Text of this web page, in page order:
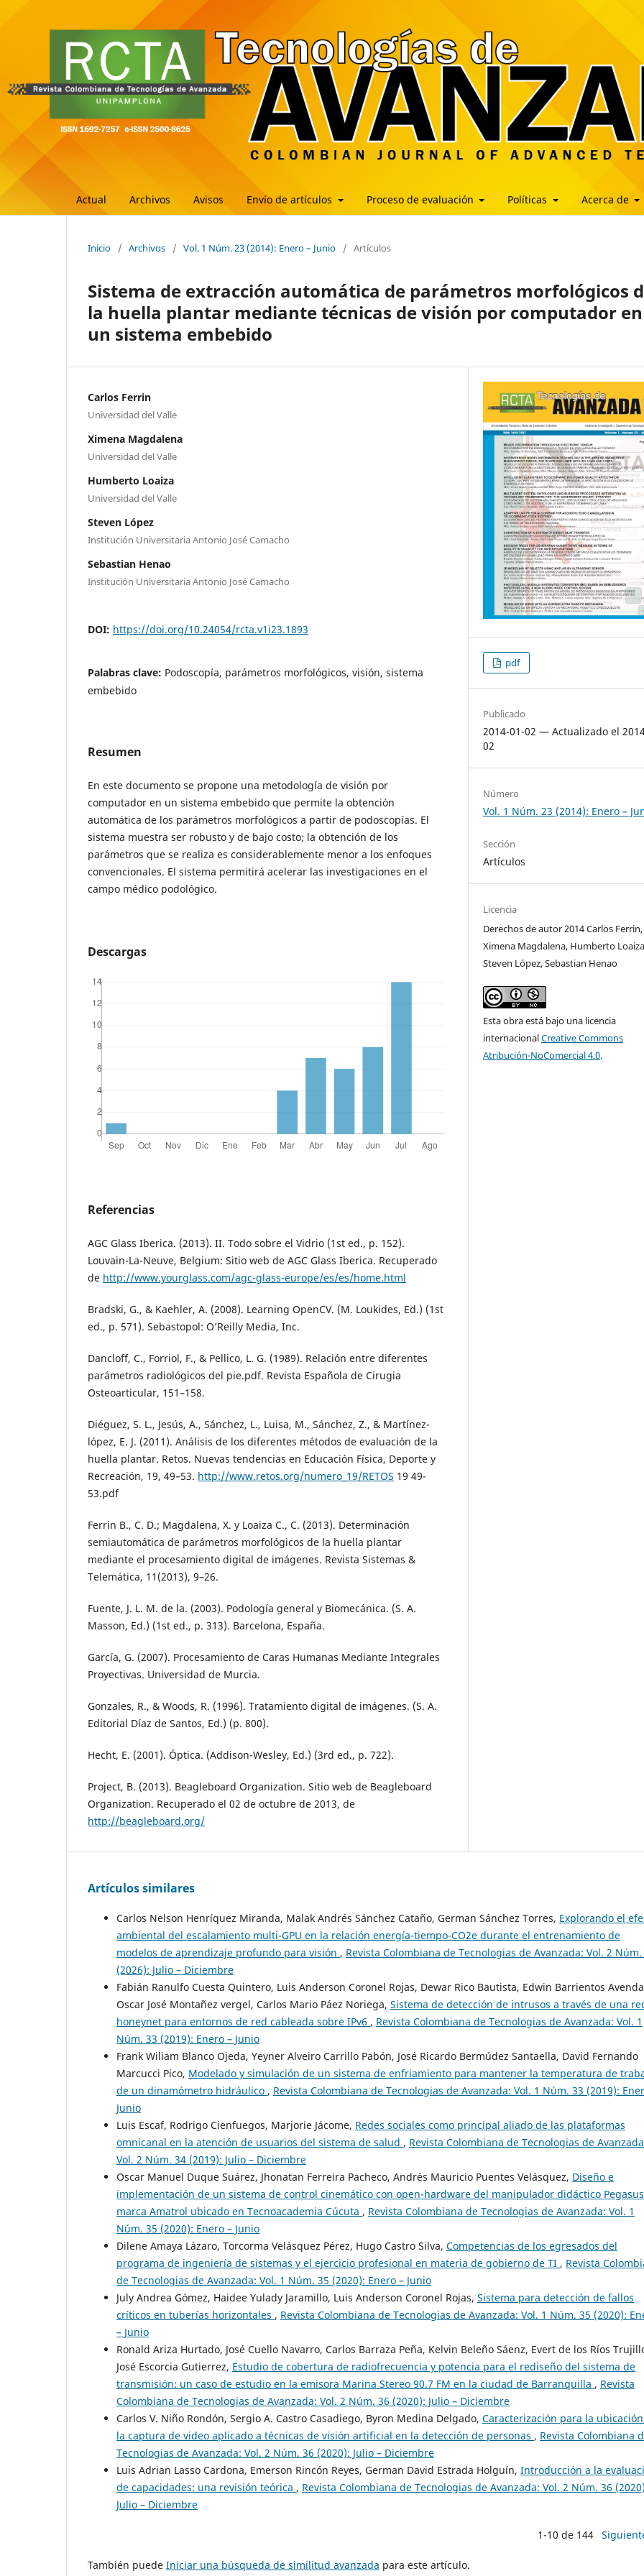
Actual Archivos Avisos Envío de artículos Proceso de evaluación Políticas Acerca de
Inicio / Archivos / Vol. 1 Núm. 23 (2014): Enero – Junio / Artículos
Sistema de extracción automática de parámetros morfológicos
la huella plantar mediante técnicas de visión por computador en
un sistema embebido
Carlos Ferrin
Universidad del Valle
Ximena Magdalena
Universidad del Valle
Humberto Loaiza
Universidad del Valle
Steven López
Institución Universitaria Antonio José Camacho
Sebastian Henao
Institución Universitaria Antonio José Camacho
DOI: https://doi.org/10.24054/rcta.v1i23.1893
Palabras clave: Podoscopía, parámetros morfológicos, visión, sistema
embebido
Resumen
En este documento se propone una metodología de visión por
computador en un sistema embebido que permite la obtención
automática de los parámetros morfológicos a partir de podoscopías. El
sistema muestra ser robusto y de bajo costo; la obtención de los
parámetros que se realiza es considerablemente menor a los enfoques
convencionales. El sistema permitirá acelerar las investigaciones en el
campo médico podológico.
Descargas
Referencias
AGC Glass Iberica. (2013). II. Todo sobre el Vidrio (1st ed., p. 152).
Louvain-La-Neuve, Belgium: Sitio web de AGC Glass Iberica. Recuperado
de http://www.yourglass.com/agc-glass-europe/es/es/home.html
Bradski, G., & Kaehler, A. (2008). Learning OpenCV. (M. Loukides, Ed.) (1st
ed., p. 571). Sebastopol: O’Reilly Media, Inc.
Dancloff, C., Forriol, F., & Pellico, L. G. (1989). Relación entre diferentes
parámetros radiológicos del pie.pdf. Revista Española de Cirugia
Osteoarticular, 151–158.
Diéguez, S. L., Jesús, A., Sánchez, L., Luisa, M., Sánchez, Z., & Martínez-
lópez, E. J. (2011). Análisis de los diferentes métodos de evaluación de la
huella plantar. Retos. Nuevas tendencias en Educación Física, Deporte y
Recreación, 19, 49–53. http://www.retos.org/numero_19/RETOS 19 49-
53.pdf
Ferrin B., C. D.; Magdalena, X. y Loaiza C., C. (2013). Determinación
semiautomática de parámetros morfológicos de la huella plantar
mediante el procesamiento digital de imágenes. Revista Sistemas &
Telemática, 11(2013), 9–26.
Fuente, J. L. M. de la. (2003). Podología general y Biomecánica. (S. A.
Masson, Ed.) (1st ed., p. 313). Barcelona, España.
García, G. (2007). Procesamiento de Caras Humanas Mediante Integrales
Proyectivas. Universidad de Murcia.
Gonzales, R., & Woods, R. (1996). Tratamiento digital de imágenes. (S. A.
Editorial Díaz de Santos, Ed.) (p. 800).
Hecht, E. (2001). Óptica. (Addison-Wesley, Ed.) (3rd ed., p. 722).
Project, B. (2013). Beagleboard Organization. Sitio web de Beagleboard
Organization. Recuperado el 02 de octubre de 2013, de
http://beagleboard.org/
pdf
Publicado
2014-01-02 — Actualizado el
02
Número
Vol. 1 Núm. 23 (2014): Enero –
Sección
Artículos
Licencia
Derechos de autor 2014 Carlos Ferrin,
Ximena Magdalena, Humberto
Steven López, Sebastian Henao
Esta obra está bajo una licencia
internacionalCreative Commons
Atribución-NoComercial 4.0.
Artículos similares
Carlos Nelson Henríquez Miranda, Malak Andrés Sánchez Cataño, German Sánchez Torres, Explorando el
ambiental del escalamiento multi-GPU en la relación energía-tiempo-CO2e durante el entrenamiento de
modelos de aprendizaje profundo para visión , Revista Colombiana de Tecnologias de Avanzada: Vol. 2 Núm.
(2026): Julio – Diciembre
Fabián Ranulfo Cuesta Quintero, Luis Anderson Coronel Rojas, Dewar Rico Bautista, Edwin Barrientos
Oscar José Montañez vergel, Carlos Mario Páez Noriega, Sistema de detección de intrusos a través de una
honeynet para entornos de red cableada sobre IPv6 , Revista Colombiana de Tecnologias de Avanzada: Vol. 1
Núm. 33 (2019): Enero – Junio
Frank Wiliam Blanco Ojeda, Yeyner Alveiro Carrillo Pabón, José Ricardo Bermúdez Santaella, David Fernando
Marcucci Pico, Modelado y simulación de un sistema de enfriamiento para mantener la temperatura de
de un dinamómetro hidráulico , Revista Colombiana de Tecnologias de Avanzada: Vol. 1 Núm. 33 (2019):
Junio
Luis Escaf, Rodrigo Cienfuegos, Marjorie Jácome, Redes sociales como principal aliado de las plataformas
omnicanal en la atención de usuarios del sistema de salud , Revista Colombiana de Tecnologias de
Vol. 2 Núm. 34 (2019): Julio – Diciembre
Oscar Manuel Duque Suárez, Jhonatan Ferreira Pacheco, Andrés Mauricio Puentes Velásquez, Diseño e
implementación de un sistema de control cinemático con open-hardware del manipulador didáctico
marca Amatrol ubicado en Tecnoacademia Cúcuta , Revista Colombiana de Tecnologias de Avanzada: Vol. 1
Núm. 35 (2020): Enero – Junio
Dilene Amaya Lázaro, Torcorma Velásquez Pérez, Hugo Castro Silva, Competencias de los egresados del
programa de ingeniería de sistemas y el ejercicio profesional en materia de gobierno de TI , Revista
de Tecnologias de Avanzada: Vol. 1 Núm. 35 (2020): Enero – Junio
July Andrea Gómez, Haidee Yulady Jaramillo, Luis Anderson Coronel Rojas, Sistema para detección de fallos
críticos en tuberías horizontales , Revista Colombiana de Tecnologias de Avanzada: Vol. 1 Núm. 35 (2020):
– Junio
Ronald Ariza Hurtado, José Cuello Navarro, Carlos Barraza Peña, Kelvin Beleño Sáenz, Evert de los Ríos
José Escorcia Gutierrez, Estudio de cobertura de radiofrecuencia y potencia para el rediseño del sistema de
transmisión: un caso de estudio en la emisora Marina Stereo 90.7 FM en la ciudad de Barranquilla , Revista
Colombiana de Tecnologias de Avanzada: Vol. 2 Núm. 36 (2020): Julio – Diciembre
Carlos V. Niño Rondón, Sergio A. Castro Casadiego, Byron Medina Delgado, Caracterización para la
la captura de video aplicado a técnicas de visión artificial en la detección de personas , Revista Colombiana
Tecnologias de Avanzada: Vol. 2 Núm. 36 (2020): Julio – Diciembre
Luis Adrian Lasso Cardona, Emerson Rincón Reyes, German David Estrada Holguín, Introducción a la
de capacidades: una revisión teórica , Revista Colombiana de Tecnologias de Avanzada: Vol. 2 Núm. 36
Julio – Diciembre
1-10 de 144
También puede Iniciar una búsqueda de similitud avanzada para este artículo.